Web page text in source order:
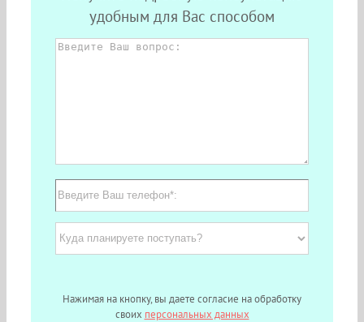
удобным для Вас способом
Нажимая на кнопку, вы даете согласие на обработку
своих персональных данных